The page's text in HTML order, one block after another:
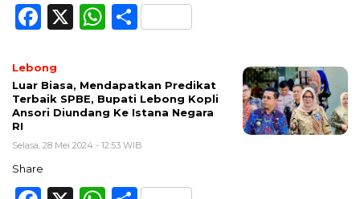
Facebook
X WhatsApp
Share
Lebong
Luar Biasa, Mendapatkan Predikat
Terbaik SPBE, Bupati Lebong Kopli
Ansori Diundang Ke Istana Negara
RI
Selasa, 28 Mei 2024 - 12:53 WIB
Share